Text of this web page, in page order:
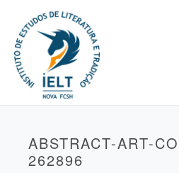
ABSTRACT-ART-
262896